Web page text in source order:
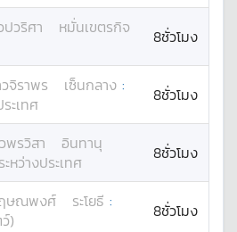
ปวริศา
หมั่นเขตรกิจ
8ชั่วโมง
จิราพร เซ็นกลาง :
ะเทศ
8ชั่วโมง
พรวิสา
อินทานุ
หว่างประเทศ 8ชั่วโมง
ษณพงศ์ ระโยธี :
)
8ชั่วโมง